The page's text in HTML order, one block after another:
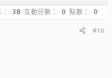
38 互動分數 0 點數
0
#16